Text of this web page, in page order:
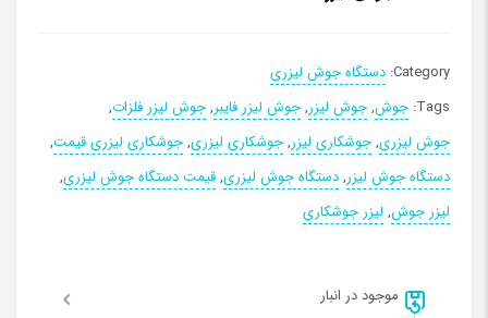
Category: دستگاه جوش لیزری
Tags: جوش,جوش لیزر,جوش لیزر فایبر,جوش لیزر فلزات,
جوش لیزری,جوشکاری لیزر,جوشکاری لیزری,جوشکاری لیزری قیمت,
دستگاه جوش لیزر,دستگاه جوش لیزری,قیمت دستگاه جوش لیزری,
لیزر جوش, لیزر جوشکاری
موجود در انبار